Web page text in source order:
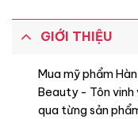
GIỚI THIỆU
Mua mỹ phẩm
Beauty - Tôn
qua từng sản